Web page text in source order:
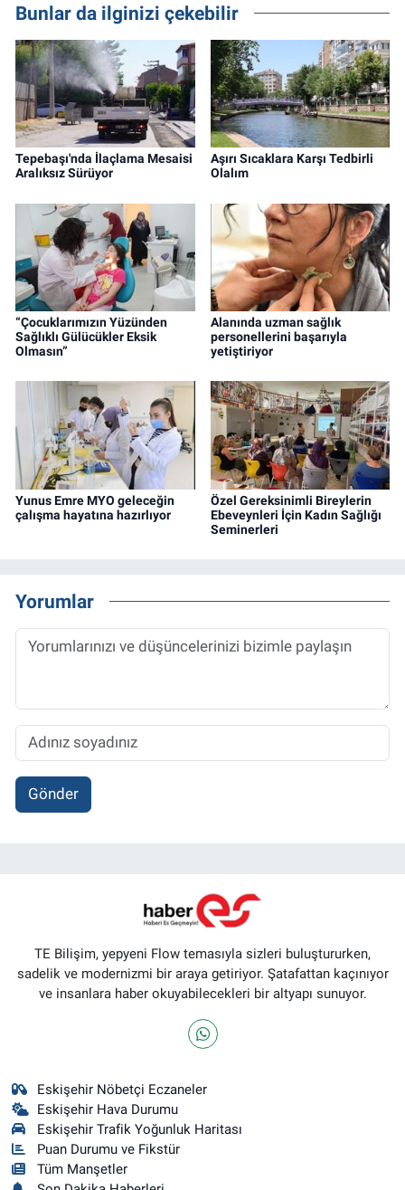
Bunlar da ilginizi çekebilir
Tepebaşı'nda İlaçlama Mesaisi
Aralıksız Sürüyor
Aşırı Sıcaklara Karşı Tedbirli
Olalım
“Çocuklarımızın Yüzünden
Sağlıklı Gülücükler Eksik
Olmasın”
Alanında uzman sağlık
personellerini başarıyla
yetiştiriyor
Yunus Emre MYO geleceğin
çalışma hayatına hazırlıyor
Özel Gereksinimli Bireylerin
Ebeveynleri İçin Kadın Sağlığı
Seminerleri
Yorumlar
Gönder
TE Bilişim, yepyeni Flow temasıyla sizleri buluştururken,
sadelik ve modernizmi bir araya getiriyor. Şatafattan kaçınıyor
ve insanlara haber okuyabilecekleri bir altyapı sunuyor.
Eskişehir Nöbetçi Eczaneler
Eskişehir Hava Durumu
Eskişehir Trafik Yoğunluk Haritası
Puan Durumu ve Fikstür
Tüm Manşetler